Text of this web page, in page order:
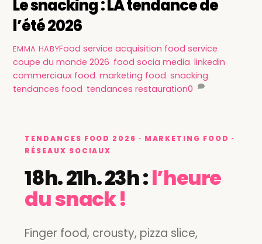
Le snacking : LA tendance de
l’été 2026
EMMA HABYFood service acquisition food service
coupe du monde 2026 food socia media ,linkedin
commerciaux food ,marketing food ,snacking
tendances food tendances restauration0
TENDANCES FOOD 2026 · MARKETING FOOD ·
RÉSEAUX SOCIAUX
18h. 21h. 23h :l’heure
du snack !
Finger food, crousty, pizza slice,